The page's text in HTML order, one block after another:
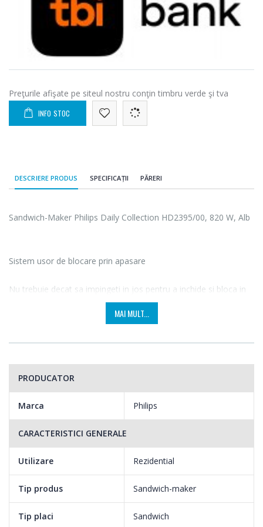
Preţurile afişate pe siteul nostru conţin timbru verde şi tva
INFO STOC
DESCRIERE PRODUS SPECIFICAȚII PĂRERI
Sandwich-Maker Philips Daily Collection HD2395/00, 820 W, Alb
Sistem usor de blocare prin apasare
Nu trebuie decat sa impingeti in jos pentru a inchide si bloca in
siguranta aparatul de sandvisuri.
Invelisul neaderent
Invelisul special neaderent face curatarea mai usoara.
MAI MULT...
PRODUCATOR
Marca Philips
CARACTERISTICI GENERALE
Utilizare Rezidential
Tip produs Sandwich-maker
Tip placi Sandwich